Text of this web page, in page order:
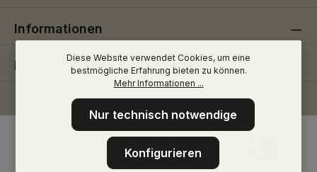
Informationen
Folge uns
Diese Website verwendet Cookies, um eine
bestmögliche Erfahrung bieten zu können.
Mehr Informationen ...
Nur technisch notwendige
Konfigurieren